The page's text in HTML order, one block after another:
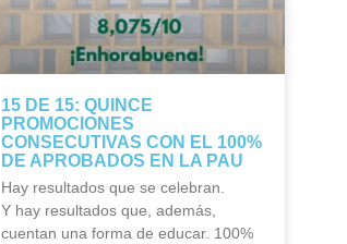
15 DE 15: QUINCE
PROMOCIONES
CONSECUTIVAS CON EL 100%
DE APROBADOS EN LA PAU
Hay resultados que se celebran.
Y hay resultados que, además,
cuentan una forma de educar. 100%